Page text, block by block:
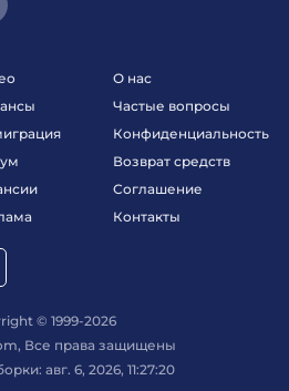
О нас
Частые вопросы
Конфиденциальность
Возврат средств
Соглашение
Контакты
© 1999-2026
Все права защищены
авг. 6, 2026, 11:27:20